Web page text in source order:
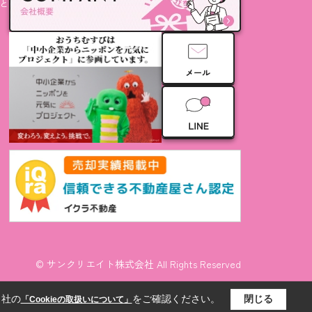
© サンクリエイト株式会社 All Rights Reserved
の「Cookieの取扱いについて」 をご確認ください。 閉じる